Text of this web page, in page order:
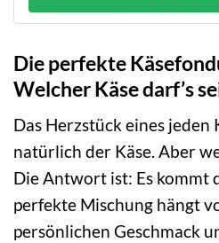
Die perfekte
Welcher Käse darf’s
Das Herzstück eines jeden
natürlich der Käse. Aber
Die Antwort ist: Es kommt
perfekte Mischung hängt
persönlichen Geschmack